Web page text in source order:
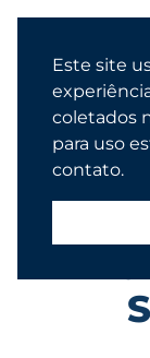
Este site
coletados
para uso
contato.